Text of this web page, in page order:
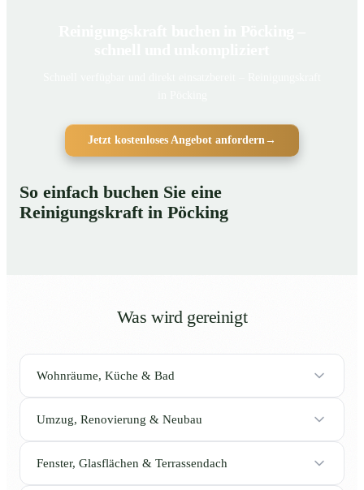
Jetzt kostenloses Angebot anfordern→
So einfach buchen Sie eine
Reinigungskraft in Pöcking
Was wird gereinigt
Wohnräume, Küche & Bad
Umzug, Renovierung & Neubau
Fenster, Glasflächen & Terrassendach